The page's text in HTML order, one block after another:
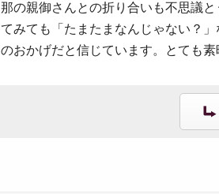
那の親御さんとの折り合いも不思議
てみても「たまたまなんじゃない？
のおかげだと信じています。とても